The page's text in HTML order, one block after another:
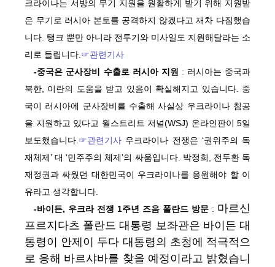
크라이나는 서방의 무기 지원을 원활하게 받기 위해 지원받
은 무기로 러시아 본토를 공격하지 않겠다고 재차 다짐했습
니다. 탱크 뿐만 아니라 전투기와 미사일도 지원해달라는 소
리로 들립니다. ☞관련기사
-중국은 군사장비 수출로 러시아 지원 : 러시아는 중국과
북한, 이란의 도움을 받고 있음이 확실해지고 있습니다. 중
국이 러시아에 군사장비를 수출해 사실상 우크라이나 침공
을 지원하고 있다고 월스트리트 저널(WSJ) 온라인판이 5일
보도했습니다. ☞관련기사 우크라이나 전쟁은 ‘권위주의 독
재체제’ 대 ‘민주주의 체제’의 싸움입니다. 박정희, 전두환 독
재정권과 싸웠던 대한민국이 우크라이나를 응원해야 할 이
유라고 생각합니다.
-바이든, 우크라 전쟁 1주년 즈음 폴란드 방문 : 마르신
프르지다츠 폴란드 대통령 보좌관은 바이든 대
통령이 안제이 두다 대통령의 초청에 적극적으
로 응해 바르샤바를 찾을 예정이라고 밝혔습니